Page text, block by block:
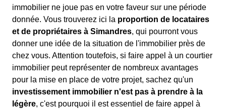
immobilier ne joue pas en votre faveur sur une période
donnée. Vous trouverez ici la proportion de locataires
et de propriétaires à Simandres, qui pourront vous
donner une idée de la situation de l'immobilier près de
chez vous. Attention toutefois, si faire appel à un courtier
immobilier peut représenter de nombreux avantages
pour la mise en place de votre projet, sachez qu'un
investissement immobilier n'est pas à prendre à la
légère, c'est pourquoi il est essentiel de faire appel à